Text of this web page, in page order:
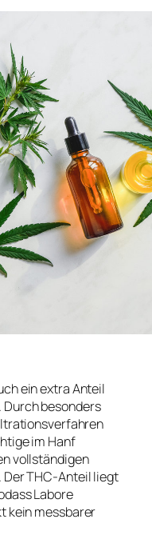
ein extra Anteil
besonders
im Hanf
vollständigen
THC-Anteil liegt
Labore
kein messbarer